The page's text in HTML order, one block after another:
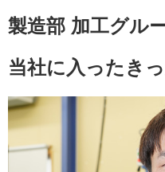
製造部 加工グル
当社に入ったき